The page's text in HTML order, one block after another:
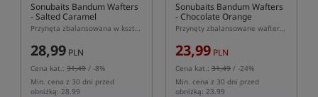
Sonubaits Bandum Wafters
- Salted Caramel
Przynęta zbalansowana w kształcie dumbells
28,99 PLN
Cena kat.: 31,49 / -8%
Min. cena z 30 dni przed
obniżką: 28.99
Sonubaits Bandum Wafters
- Chocolate Orange
Przynęty zbalansowane wafters w kształcie dumbells
23,99 PLN
Cena kat.: 31,49 / -24%
Min. cena z 30 dni przed
obniżką: 23.99